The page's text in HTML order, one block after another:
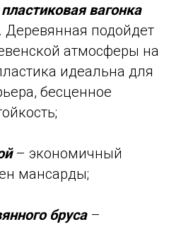
вагонка
Деревянная подойдет
атмосферы на
идеальна для
бесценное
– экономичный
мансарды;
бруса–